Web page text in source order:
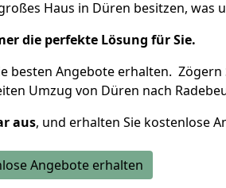
Haus in Düren besitzen, was
die perfekte Lösung für Sie.
besten Angebote erhalten. Zögern
Umzug von Düren nach
aus, und erhalten Sie kostenlose
Angebote erhalten